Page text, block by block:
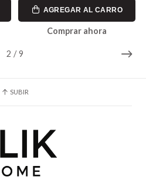
2 / 9
AGREGAR AL CARRO
Comprar ahora
SUBIR